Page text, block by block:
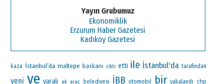
Yayın Grubumuz
Ekonomiklik
Erzurum Haber Gazetesi
Kadıköy Gazetesi
kaza İstanbul’da maltepe baskani cikti etti ile İstanbul'da tarafından
yeni ve yaralı ak araç belediyesi İBB otomobil bir yakalandı chp